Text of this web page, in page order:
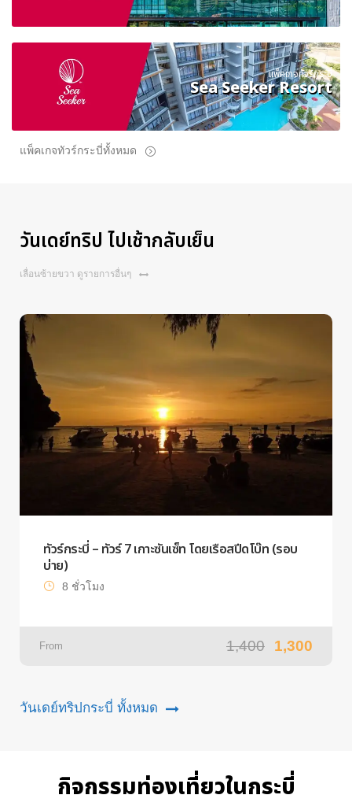
แพ็คเกจทัวร์กระบี่
Sea Seeker Resort
แพ็คเกจทัวร์กระบี่ทั้งหมด
วันเดย์ทริป ไปเช้ากลับเย็น
เลื่อนซ้ายขวา ดูรายการอื่นๆ
ทัวร์กระบี่ – ทัวร์ 7 เกาะซันเซ็ท โดยเรือสปีดโบ๊ท (รอบ
บ่าย)
8 ชั่วโมง
From 1,400 1,300
วันเดย์ทริปกระบี่ ทั้งหมด
กิจกรรมท่องเที่ยวในกระบี่